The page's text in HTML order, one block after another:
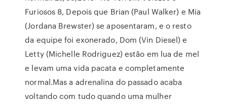
Furiosos 8, Depois que Brian (Paul Walker) e Mia
(Jordana Brewster) se aposentaram, e o resto
da equipe foi exonerado, Dom (Vin Diesel) e
Letty (Michelle Rodriguez) estão em lua de mel
e levam uma vida pacata e completamente
normal.Mas a adrenalina do passado acaba
voltando com tudo quando uma mulher